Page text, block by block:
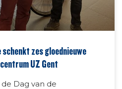
zes gloednieuwe
UZ Gent
Dag van de